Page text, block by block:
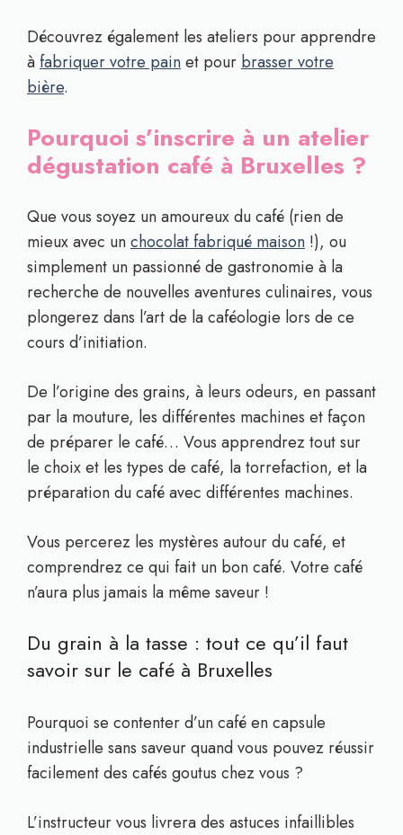
Découvrez également les ateliers pour apprendre
àfabriquer votre painet pour brasser votre
bière.
Pourquoi s’inscrire à un atelier
dégustation café à Bruxelles ?
Que vous soyez un amoureux du café (rien de
mieux avec unchocolat fabriqué maison !), ou
simplement un passionné de gastronomie à la
recherche de nouvelles aventures culinaires, vous
plongerez dans l’art de la caféologie lors de ce
cours d’initiation.
De l’origine des grains, à leurs odeurs, en passant
par la mouture, les différentes machines et façon
de préparer le café… Vous apprendrez tout sur
le choix et les types de café, la torrefaction, et la
préparation du café avec différentes machines.
Vous percerez les mystères autour du café, et
comprendrez ce qui fait un bon café. Votre café
n’aura plus jamais la même saveur !
Du grain à la tasse : tout ce qu’il faut
savoir sur le café à Bruxelles
Pourquoi se contenter d’un café en capsule
industrielle sans saveur quand vous pouvez réussir
facilement des cafés goutus chez vous ?
L’instructeur vous livrera des astuces infaillibles